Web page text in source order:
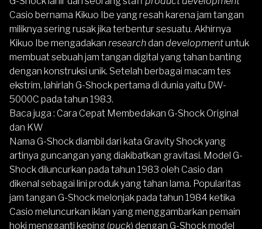
Casio bernama Kikuo Ibe yang resah karena jam tangan
miliknya sering rusak jika terbentur sesuatu. Akhirnya
Kikuo Ibe mengadakan researchdan developmentuntuk
membuat sebuah jam tangan digital yang tahan banting
dengan konstruksi unik. Setelah berbagai macam tes
ekstrim, lahirlah G-Shock pertama di dunia yaitu DW-
5000C pada tahun 1983.
Baca juga : Cara Cepat Membedakan G-Shock Original
dan KW
Nama G-Shock diambil dari kata Gravity Shock yang
artinya guncangan yang diakibatkan gravitasi. Model G-
Shock diluncurkan pada tahun 1983 oleh Casio dan
dikenal sebagai lini produk yang tahan lama. Popularitas
jam tangan G-Shock melonjak pada tahun 1984 ketika
Casio meluncurkan iklan yang menggambarkan pemain
hoki mengganti keping (puck) dengan G-Shock model